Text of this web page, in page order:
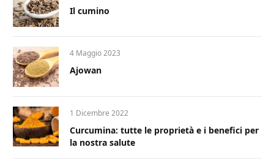
Il cumino
4 Maggio 2023
Ajowan
1 Dicembre 2022
Curcumina: tutte le proprietà e i benefici per
la nostra salute